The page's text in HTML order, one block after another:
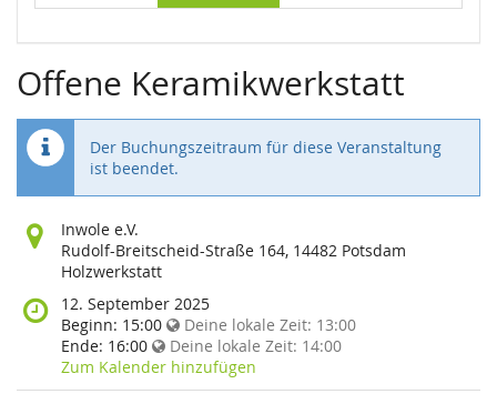
Offene Keramikwerkstatt
Der Buchungszeitraum für diese Veranstaltung
ist beendet.
Wo
findet
diese
statt?
Inwole e.V.
Rudolf-Breitscheid-Straße 164, 14482 Potsdam
Holzwerkstatt
Wann
findet
diese
Veranstaltung
statt?
12. September 2025
Beginn: 15:00 Deine lokale Zeit: 13:00
Ende: 16:00 Deine lokale Zeit: 14:00
Zum Kalender hinzufügen